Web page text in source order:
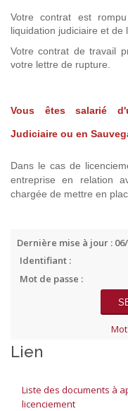
Votre contrat est
liquidation judiciaire et de
Votre contrat de travail
votre lettre de rupture.
Vous êtes salarié
Judiciaire ou en
Dans le cas de
entreprise en relation
chargée de mettre en
Dernière mise à jour :
Identifiant :
Mot de passe :
Lien
Liste des documents à
licenciement